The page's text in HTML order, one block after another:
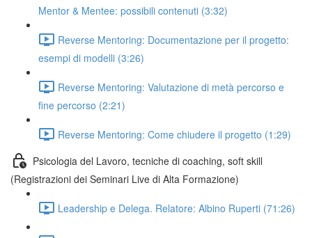
Mentor & Mentee: possibili contenuti (3:32)
Reverse Mentoring: Documentazione per il progetto:
esempi di modelli (3:26)
Reverse Mentoring: Valutazione di metà percorso e
fine percorso (2:21)
Reverse Mentoring: Come chiudere il progetto (1:29)
Psicologia del Lavoro, tecniche di coaching, soft skill
(Registrazioni dei Seminari Live di Alta Formazione)
Leadership e Delega. Relatore: Albino Ruperti (71:26)